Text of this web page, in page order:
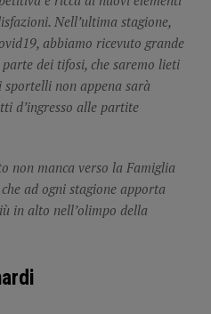
Nell’ultima stagione,
abbiamo ricevuto grande
dei tifosi, che saremo lieti
sportelli non appena sarà
d’ingresso alle partite
non manca verso la Famiglia
ad ogni stagione apporta
in alto nell’olimpo della